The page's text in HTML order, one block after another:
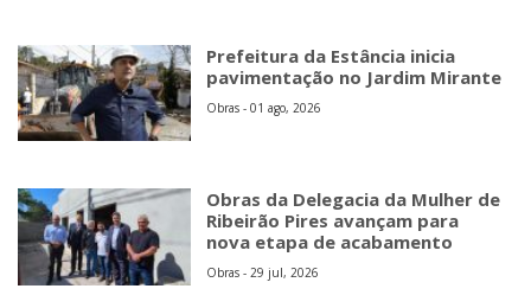
Prefeitura da Estância inicia
pavimentação no Jardim Mirante
Obras - 01 ago, 2026
Obras da Delegacia da Mulher de
Ribeirão Pires avançam para
nova etapa de acabamento
Obras - 29 jul, 2026